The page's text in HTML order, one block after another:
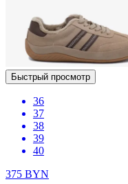
Быстрый просмотр
36
37
38
39
40
375 BYN